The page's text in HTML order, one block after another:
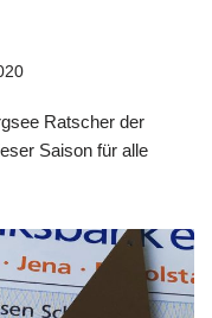
Ratscher der
Saison für alle